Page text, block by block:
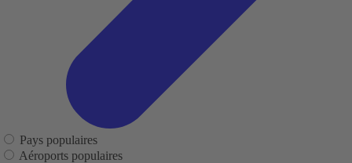
Pays populaires
Aéroports populaires